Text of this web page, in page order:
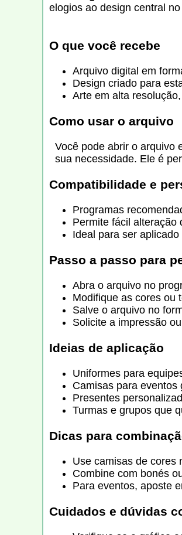
elogios ao design central
O que você recebe
Arquivo digital em
Design criado para
Arte em alta
Como usar o arquivo
Você pode abrir o arquivo
sua necessidade. Ele é
Compatibilidade e
Programas
Permite fácil alteração
Ideal para ser
Passo a passo para
Abra o arquivo no
Modifique as cores ou
Salve o arquivo no
Solicite a impressão
Ideias de aplicação
Uniformes para
Camisas para
Presentes
Turmas e grupos que
Dicas para
Use camisas de cores
Combine com bonés
Para eventos, aposte
Cuidados e dúvidas